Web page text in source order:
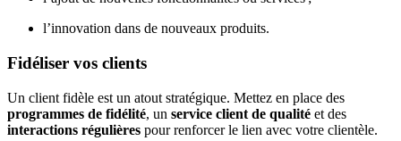
l’innovation dans de nouveaux produits.
Fidéliser vos clients
Un client fidèle est un atout stratégique. Mettez en place des
programmes de fidélité, un service client de qualité et des
interactions régulières pour renforcer le lien avec votre clientèle.